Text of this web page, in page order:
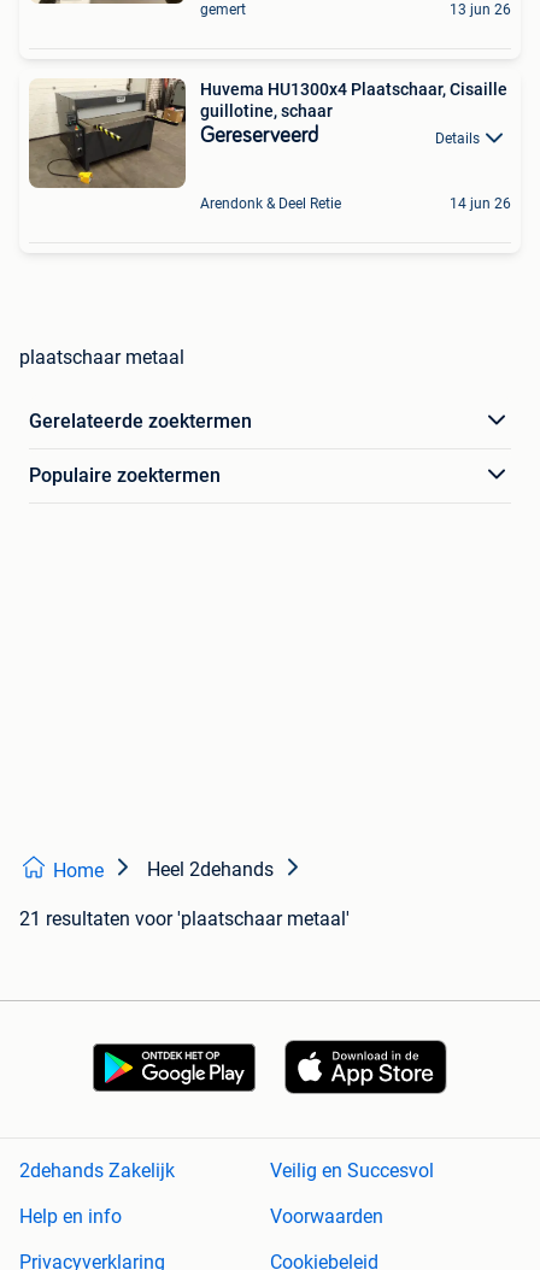
gemert 13 jun 26
Huvema HU1300x4 Plaatschaar, Cisaille
guillotine, schaar
Gereserveerd Details
Arendonk & Deel Retie 14 jun 26
plaatschaar metaal
Gerelateerde zoektermen
Populaire zoektermen
Home Heel 2dehands
21 resultaten voor 'plaatschaar metaal'
2dehands Zakelijk
Veilig en Succesvol
Help en info
Voorwaarden
Privacyverklaring
Cookiebeleid